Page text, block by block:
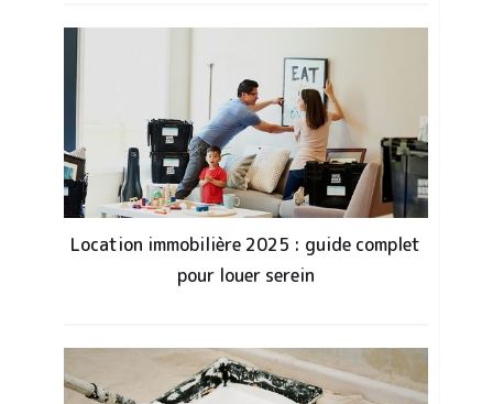
Location immobilière 2025 : guide complet
pour louer serein